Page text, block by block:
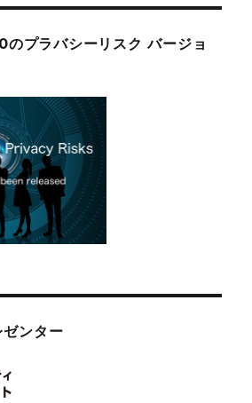
プラバシーリスク バージョ
ンター